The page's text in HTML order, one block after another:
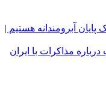
آبرومندانه هستیم |
مذاکرات با ایران